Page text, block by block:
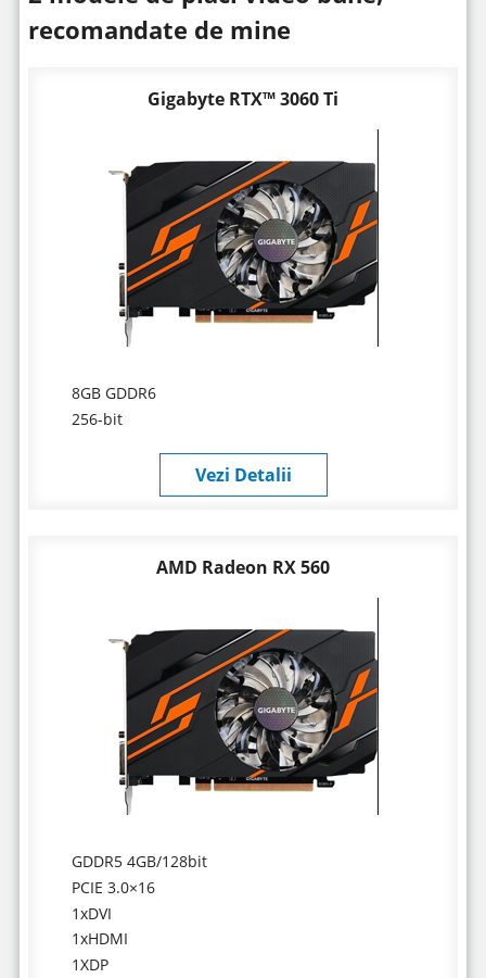
recomandate de mine
Gigabyte RTX™ 3060 Ti
8GB GDDR6
256-bit
Vezi Detalii
AMD Radeon RX 560
GDDR5 4GB/128bit
PCIE 3.0×16
1xDVI
1xHDMI
1XDP